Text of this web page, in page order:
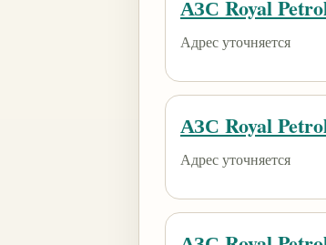
АЗС Royal
Адрес уточняется
АЗС Royal
Адрес уточняется